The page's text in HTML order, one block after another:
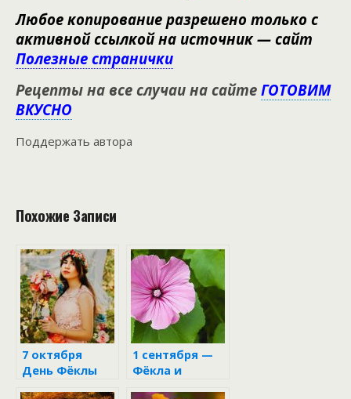
Любое копирование разрешено только с
активной ссылкой на источник — сайт
Полезные странички
Рецепты на все случаи на сайте ГОТОВИМ
ВКУСНО
Поддержать автора
Похожие Записи
7 октября
День Фёклы
1 сентября —
Фёкла и